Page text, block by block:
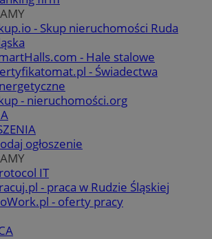
- Skup nieruchomości Ruda
- Hale stalowe
- Świadectwa
- nieruchomości.org
ogłoszenie
IT
- praca w Rudzie Śląskiej
- oferty pracy